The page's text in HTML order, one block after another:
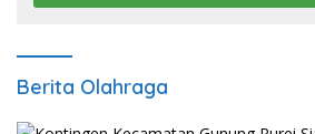
Berita Olahraga